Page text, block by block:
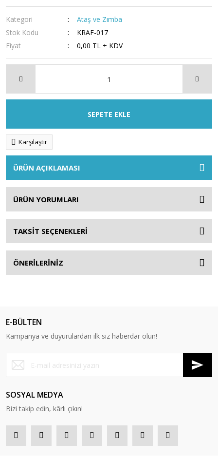
Kategori
Ataş ve Zımba
Stok Kodu
KRAF-017
Fiyat
0,00 TL + KDV
SEPETE EKLE
Karşılaştır
ÜRÜN AÇIKLAMASI
ÜRÜN YORUMLARI
TAKSİT SEÇENEKLERİ
ÖNERİLERİNİZ
E-BÜLTEN
Kampanya ve duyurulardan ilk siz haberdar olun!
SOSYAL MEDYA
Bizi takip edin, kârlı çıkın!